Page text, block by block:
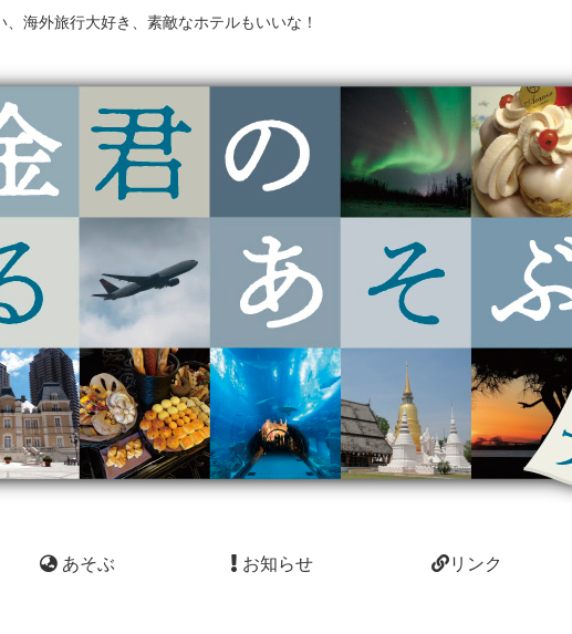
海外旅行大好き、素敵なホテルもいいな！
あそぶ お知らせ リンク